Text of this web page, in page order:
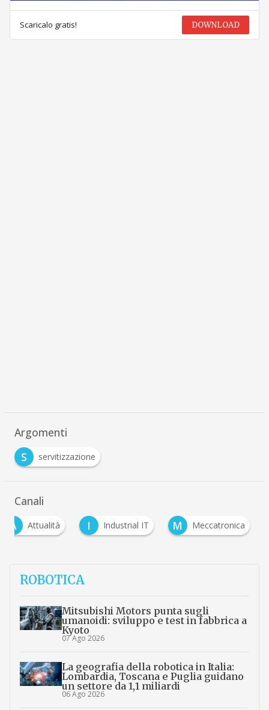
Scaricalo gratis! DOWNLOAD
Argomenti
S
servitizzazione
Canali
A
Attualità I Industrial IT M Meccatronica
ROBOTICA
Mitsubishi Motors punta sugli
umanoidi: sviluppo e test in fabbrica a
Kyoto
07 Ago 2026
La geografia della robotica in Italia:
Lombardia, Toscana e Puglia guidano
un settore da 1,1 miliardi
06 Ago 2026